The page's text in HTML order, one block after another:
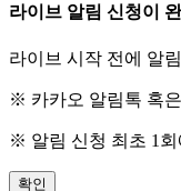
라이브 알림 신청이
라이브 시작 전에 알
※ 카카오 알림톡 혹
※ 알림 신청 최초 1
확인